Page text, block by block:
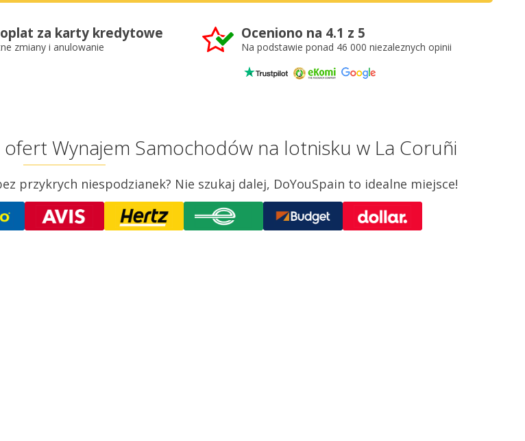
za karty kredytowe
zmiany i anulowanie
Oceniono na 4.1 z 5
Na podstawie ponad 46 000 niezaleznych opinii
Wynajem Samochodów na lotnisku w La Coruñi
przykrych niespodzianek? Nie szukaj dalej, DoYouSpain to idealne miejsce!